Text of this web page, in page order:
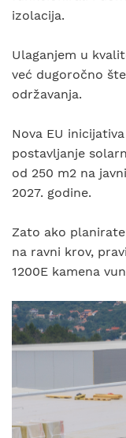
izolacija.
Ulaganjem u
već dugoročno
održavanja.
Nova EU
postavljanje
od 250 m2 na
2027. godine.
Zato ako
na ravni krov,
1200E kamena